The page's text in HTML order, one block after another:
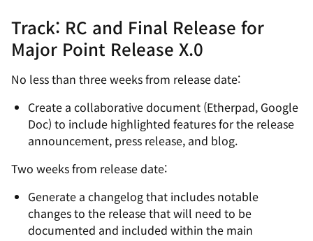
Track: RC and Final Release for
Major Point Release X.0
No less than three weeks from release date:
Create a collaborative document (Etherpad, Google
Doc) to include highlighted features for the release
announcement, press release, and blog.
Two weeks from release date:
Generate a changelog that includes notable
changes to the release that will need to be
documented and included within the main